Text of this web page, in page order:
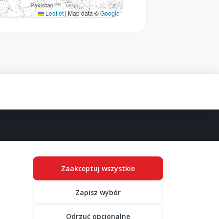
Leaflet | Map data ©Google
Zaakceptuj wszystkie
Zapisz wybór
Odrzuć opcjonalne
PRYWATNOŚCI
prywatności